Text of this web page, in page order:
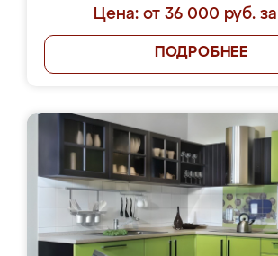
Цена: от 36 000 руб.
ПОДРОБНЕЕ